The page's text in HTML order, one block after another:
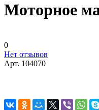
Моторное
0
Нет отзывов
Арт. 104070